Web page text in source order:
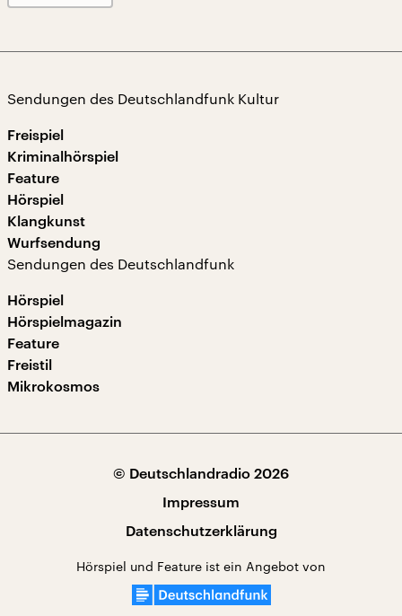
Sendungen des Deutschlandfunk Kultur
Freispiel
Kriminalhörspiel
Feature
Hörspiel
Klangkunst
Wurfsendung
Sendungen des Deutschlandfunk
Hörspiel
Hörspielmagazin
Feature
Freistil
Mikrokosmos
© Deutschlandradio 2026
Impressum
Datenschutzerklärung
Hörspiel und Feature ist ein Angebot von